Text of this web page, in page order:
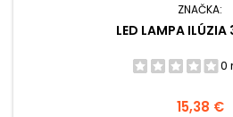
ZNAČKA:
LED LAMPA ILÚZIA
0
Cena
15,38 €